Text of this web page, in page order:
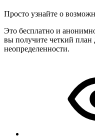
Просто узнайте о
Это бесплатно и
вы получите четкий план
неопределенности.